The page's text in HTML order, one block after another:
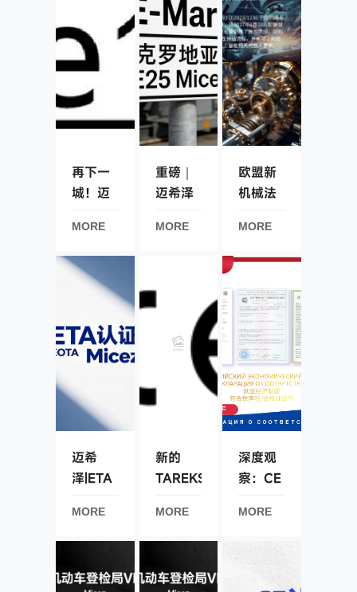
备 CE
认证服
务
再下一
城！迈
力创维
汽车获
得e25
证书
MORE
重磅｜
迈希泽
塑能源
e25整
WVTA
MORE
欧盟新
机械法
2023/1230
发布并
MORE
迈希
泽|ETA
表于
《欧盟
报》的
MORE
新的
TAREKS
2026年
1月1日
效。什
MORE
深度观
察：CE
只是“一
斯坦市
MORE